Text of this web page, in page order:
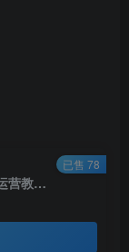
抖音电商新学员必看基础课，抖音新手必看运营教程(价值3980)
已售 78